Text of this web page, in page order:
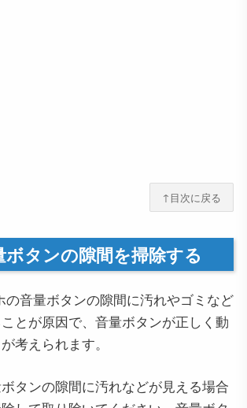
↑目次に戻る
ボタンの隙間を掃除する
の音量ボタンの隙間に汚れやゴミなど
とが原因で、音量ボタンが正しく動
考えられます。
タンの隙間に汚れなどが見える場合